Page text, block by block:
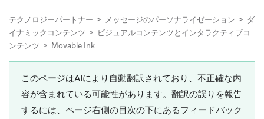
テクノロジーパートナー > メッセージのパーソナライゼーション > ダ
イナミックコンテンツ > ビジュアルコンテンツとインタラクティブコ
ンテンツ > Movable Ink
このページはAIにより自動翻訳されており、不正確な内
容が含まれている可能性があります。翻訳の誤りを報告
するには、ページ右側の目次の下にあるフィードバック